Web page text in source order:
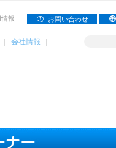
報 お問い合わせ
会社情報